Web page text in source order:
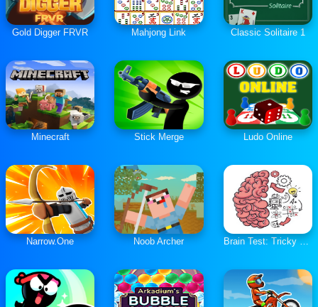
Gold Digger FRVR Mahjong Link Classic Solitaire 1
Minecraft Stick Merge Ludo Online
Narrow.One Noob Archer Brain Test: Tricky Puzzles